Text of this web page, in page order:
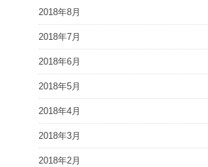
2018年8月
2018年7月
2018年6月
2018年5月
2018年4月
2018年3月
2018年2月